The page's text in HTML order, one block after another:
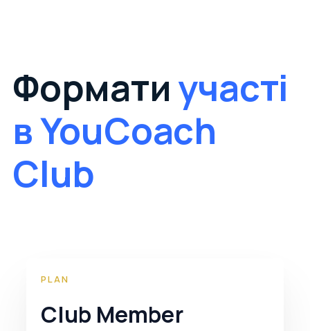
Форматиучасті
в YouCoach
Club
PLAN
Club Member